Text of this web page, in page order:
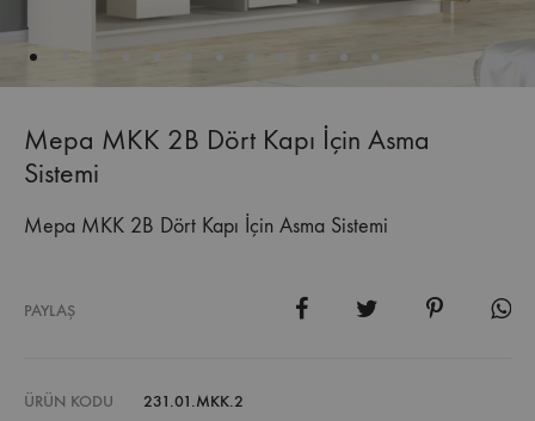
Mepa MKK 2B Dört Kapı İçin Asma
Sistemi
Mepa MKK 2B Dört Kapı İçin Asma Sistemi
PAYLAŞ
ÜRÜN KODU
231.01.MKK.2